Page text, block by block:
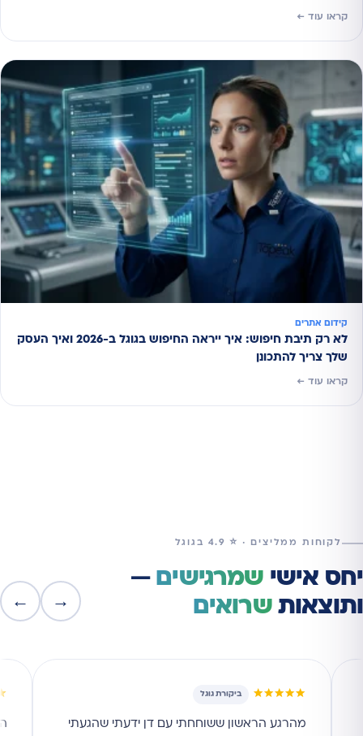
קראו עוד ←
קידום אתרים
לא רק תיבת חיפוש: איך ייראה החיפוש בגוגל ב-2026 ואיך העסק
שלך צריך להתכונן
קראו עוד ←
לקוחות ממליצים · ⭐ 4.9 בגוגל
יחס אישי שמרגישים —
ותוצאותשרואים →
←
★★★★★ ביקורת גוגל
מהרגע הראשון ששוחחתי עם דן ידעתי שהגעתי